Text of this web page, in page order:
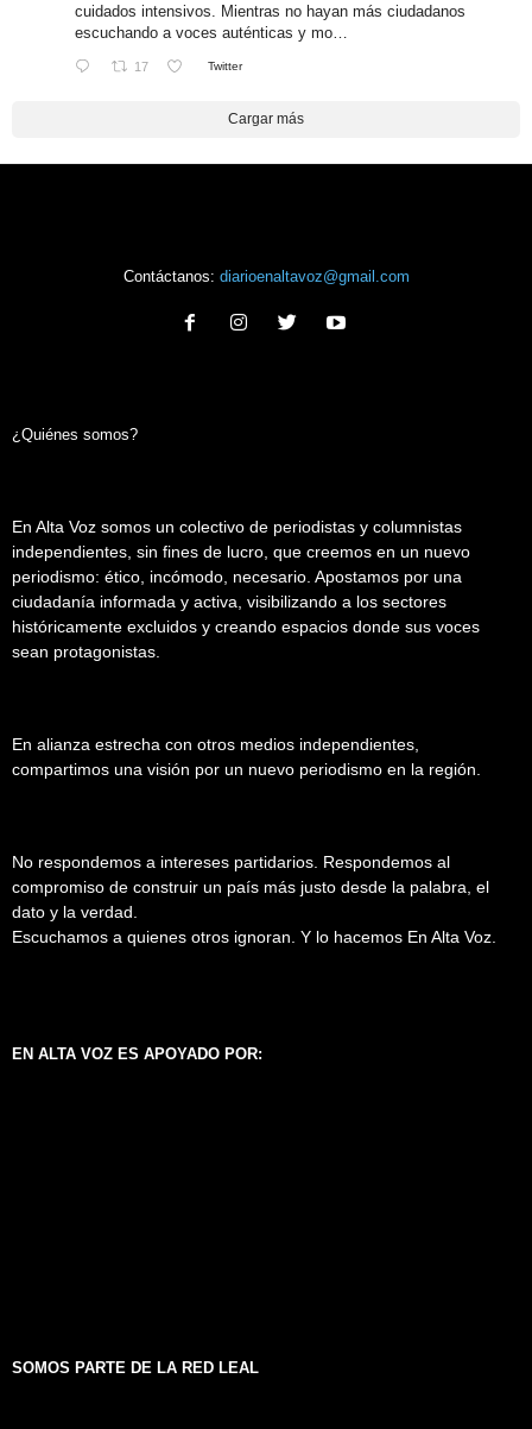
cuidados intensivos. Mientras no hayan más ciudadanos
escuchando a voces auténticas y mo…
17 Twitter
Cargar más
Contáctanos: diarioenaltavoz@gmail.com
¿Quiénes somos?
En Alta Voz somos un colectivo de periodistas y columnistas
independientes, sin fines de lucro, que creemos en un nuevo
periodismo: ético, incómodo, necesario. Apostamos por una
ciudadanía informada y activa, visibilizando a los sectores
históricamente excluidos y creando espacios donde sus voces
sean protagonistas.
En alianza estrecha con otros medios independientes,
compartimos una visión por un nuevo periodismo en la región.
No respondemos a intereses partidarios. Respondemos al
compromiso de construir un país más justo desde la palabra, el
dato y la verdad.
Escuchamos a quienes otros ignoran. Y lo hacemos En Alta Voz.
EN ALTA VOZ ES APOYADO POR:
SOMOS PARTE DE LA RED LEAL